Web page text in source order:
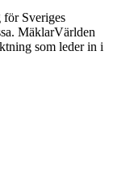
för Sveriges
MäklarVärlden
som leder in i